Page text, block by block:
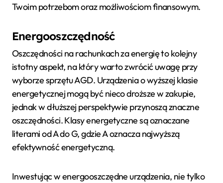
Twoim potrzebom oraz możliwościom finansowym.
Energooszczędność
Oszczędności na rachunkach za energię to kolejny
istotny aspekt, na który warto zwrócić uwagę przy
wyborze sprzętu AGD. Urządzenia o wyższej klasie
energetycznej mogą być nieco droższe w zakupie,
jednak w dłuższej perspektywie przynoszą znaczne
oszczędności. Klasy energetyczne są oznaczane
literami od A do G, gdzie A oznacza najwyższą
efektywność energetyczną.
Inwestując w energooszczędne urządzenia, nie tylko